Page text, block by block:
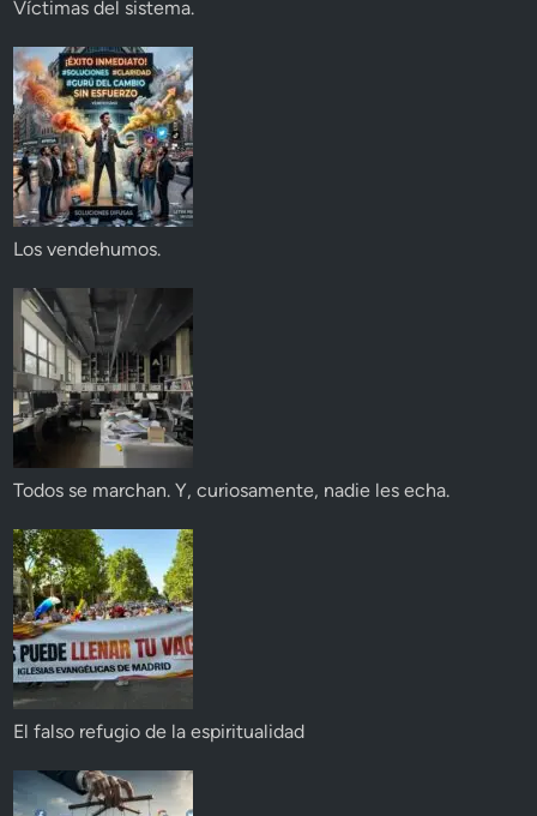
Víctimas del sistema.
Los vendehumos.
Todos se marchan. Y, curiosamente, nadie les echa.
El falso refugio de la espiritualidad